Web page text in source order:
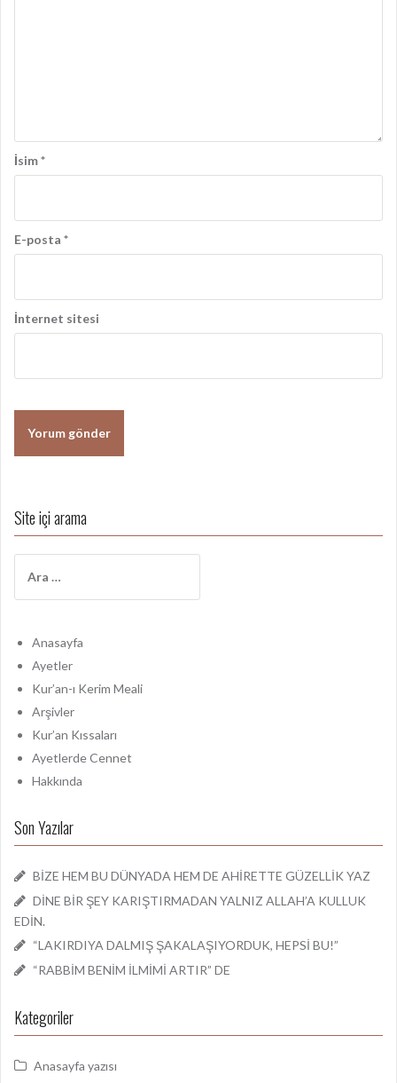
İsim*
E-posta *
İnternet sitesi
Site içi arama
a
a
Anasayfa
Ayetler
Kur’an-ı Kerim Meali
Arşivler
Kur’an Kıssaları
Ayetlerde Cennet
Hakkında
Son Yazılar
BİZE HEM BU DÜNYADA HEM DE AHİRETTE GÜZELLİK YAZ
DİNE BİR ŞEY KARIŞTIRMADAN YALNIZ ALLAH’A KULLUK
EDİN.
“LAKIRDIYA DALMIŞ ŞAKALAŞIYORDUK, HEPSİ BU!”
“RABBİM BENİM İLMİMİ ARTIR” DE
Kategoriler
Anasayfa yazısı